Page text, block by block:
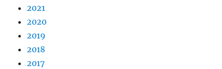
2021
2020
2019
2018
2017